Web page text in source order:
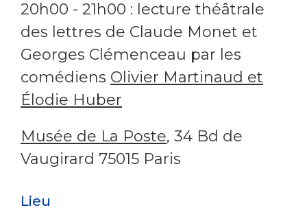
20h00 - 21h00 : lecture théâtrale
des lettres de Claude Monet et
Georges Clémenceau par les
comédiens Olivier Martinaud et
Élodie Huber
Musée de La Poste, 34 Bd de
Vaugirard 75015 Paris
Lieu